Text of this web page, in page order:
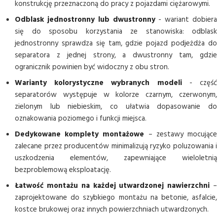
konstrukcję przeznaczoną do pracy z pojazdami ciężarowymi.
Odblask jednostronny lub dwustronny- wariant dobiera
się do sposobu korzystania ze stanowiska: odblask
jednostronny sprawdza się tam, gdzie pojazd podjeżdża do
separatora z jednej strony, a dwustronny tam, gdzie
ogranicznik powinien być widoczny z obu stron.
Warianty kolorystyczne wybranych modeli- część
separatorów występuje w kolorze czarnym, czerwonym,
zielonym lub niebieskim, co ułatwia dopasowanie do
oznakowania poziomego i funkcji miejsca.
Dedykowane komplety montażowe – zestawy mocujące
zalecane przez producentów minimalizują ryzyko poluzowania i
uszkodzenia elementów, zapewniające wieloletnią
bezproblemową eksploatację.
Łatwość montażu na każdej utwardzonej nawierzchni –
zaprojektowane do szybkiego montażu na betonie, asfalcie,
kostce brukowej oraz innych powierzchniach utwardzonych.